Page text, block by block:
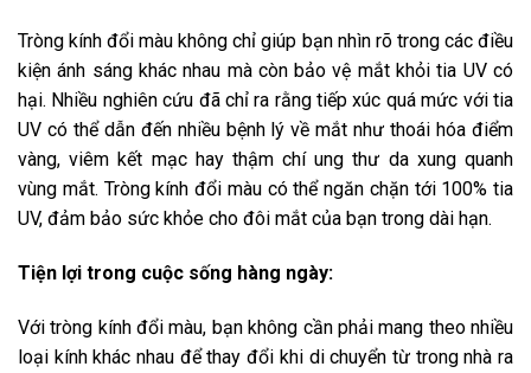
Tròng kính đổi màu không chỉ giúp bạn nhìn rõ trong các điều
kiện ánh sáng khác nhau mà còn bảo vệ mắt khỏi tia UV có
hại. Nhiều nghiên cứu đã chỉ ra rằng tiếp xúc quá mức với tia
UV có thể dẫn đến nhiều bệnh lý về mắt như thoái hóa điểm
vàng, viêm kết mạc hay thậm chí ung thư da xung quanh
vùng mắt. Tròng kính đổi màu có thể ngăn chặn tới 100% tia
UV, đảm bảo sức khỏe cho đôi mắt của bạn trong dài hạn.
Tiện lợi trong cuộc sống hàng ngày:
Với tròng kính đổi màu, bạn không cần phải mang theo nhiều
loại kính khác nhau để thay đổi khi di chuyển từ trong nhà ra